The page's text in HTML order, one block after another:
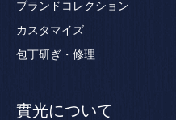
ブランドコレクション
カスタマイズ
包丁研ぎ・修理
實光について